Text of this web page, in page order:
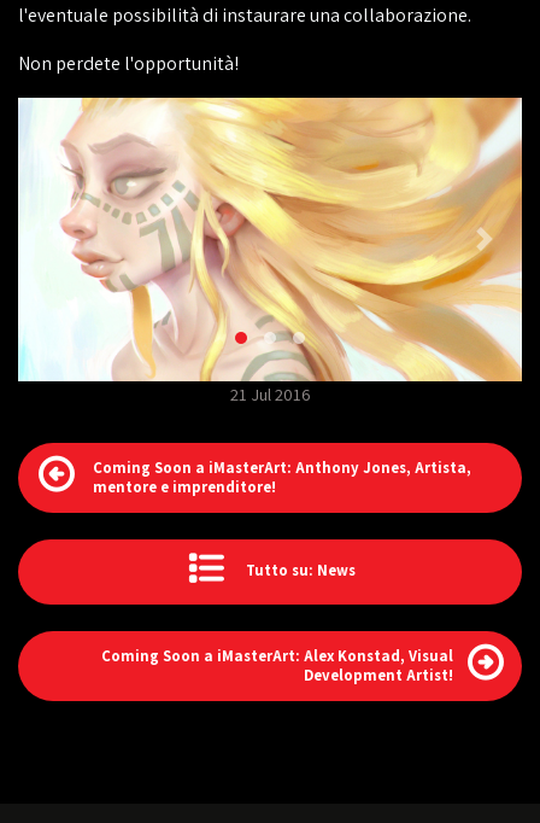
l'eventuale possibilità di instaurare una collaborazione.
Non perdete l'opportunità!
21 Jul 2016
Coming Soon a iMasterArt: Anthony Jones, Artista,
mentore e imprenditore!
Tutto su: News
Coming Soon a iMasterArt: Alex Konstad, Visual
Development Artist!